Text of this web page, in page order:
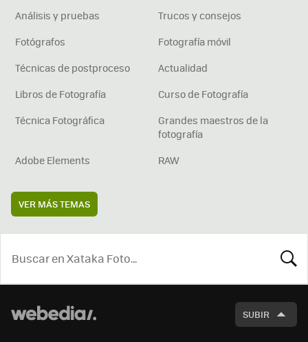
Análisis y pruebas
Trucos y consejos
Fotógrafos
Fotografía móvil
Técnicas de postproceso
Actualidad
Libros de Fotografía
Curso de Fotografía
Técnica Fotográfica
Grandes maestros de la
fotografía
Adobe Elements
RAW
VER MÁS TEMAS
SUBIR